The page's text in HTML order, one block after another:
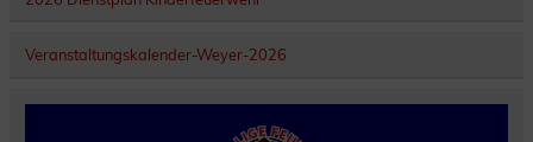
Veranstaltungskalender-Weyer-2026